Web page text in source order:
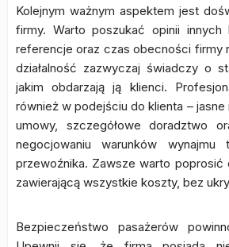
Kolejnym ważnym aspektem jest
firmy. Warto poszukać opinii innych
referencje oraz czas obecności firmy
działalność zazwyczaj świadczy o
jakim obdarzają ją klienci.
również w podejściu do klienta –
umowy, szczegółowe doradztwo
negocjowaniu warunków
przewoźnika. Zawsze warto poprosić
zawierającą wszystkie koszty, bez
Bezpieczeństwo pasażerów